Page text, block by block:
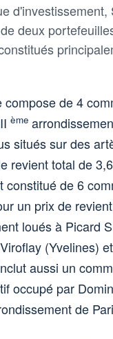
deux
de 4
ème
situés sur des
revient total de
constitué de 6
un prix de
loués à Picard
(Yvelines)
aussi un
occupé par
de